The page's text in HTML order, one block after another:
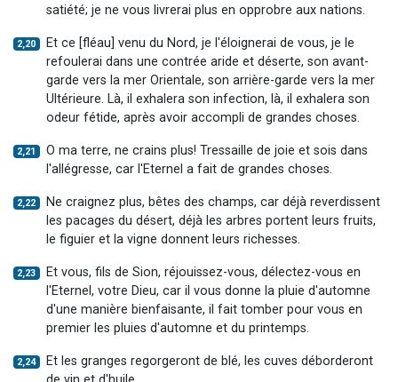
satiété; je ne vous livrerai plus en opprobre aux nations.
2,20
Et ce [fléau] venu du Nord, je l'éloignerai de vous, je le
refoulerai dans une contrée aride et déserte, son avant-
garde vers la mer Orientale, son arrière-garde vers la mer
Ultérieure. Là, il exhalera son infection, là, il exhalera son
odeur fétide, après avoir accompli de grandes choses.
2,21
O ma terre, ne crains plus! Tressaille de joie et sois dans
l'allégresse, car l'Eternel a fait de grandes choses.
2,22
Ne craignez plus, bêtes des champs, car déjà reverdissent
les pacages du désert, déjà les arbres portent leurs fruits,
le figuier et la vigne donnent leurs richesses.
2,23
Et vous, fils de Sion, réjouissez-vous, délectez-vous en
l'Eternel, votre Dieu, car il vous donne la pluie d'automne
d'une manière bienfaisante, il fait tomber pour vous en
premier les pluies d'automne et du printemps.
2,24
Et les granges regorgeront de blé, les cuves déborderont